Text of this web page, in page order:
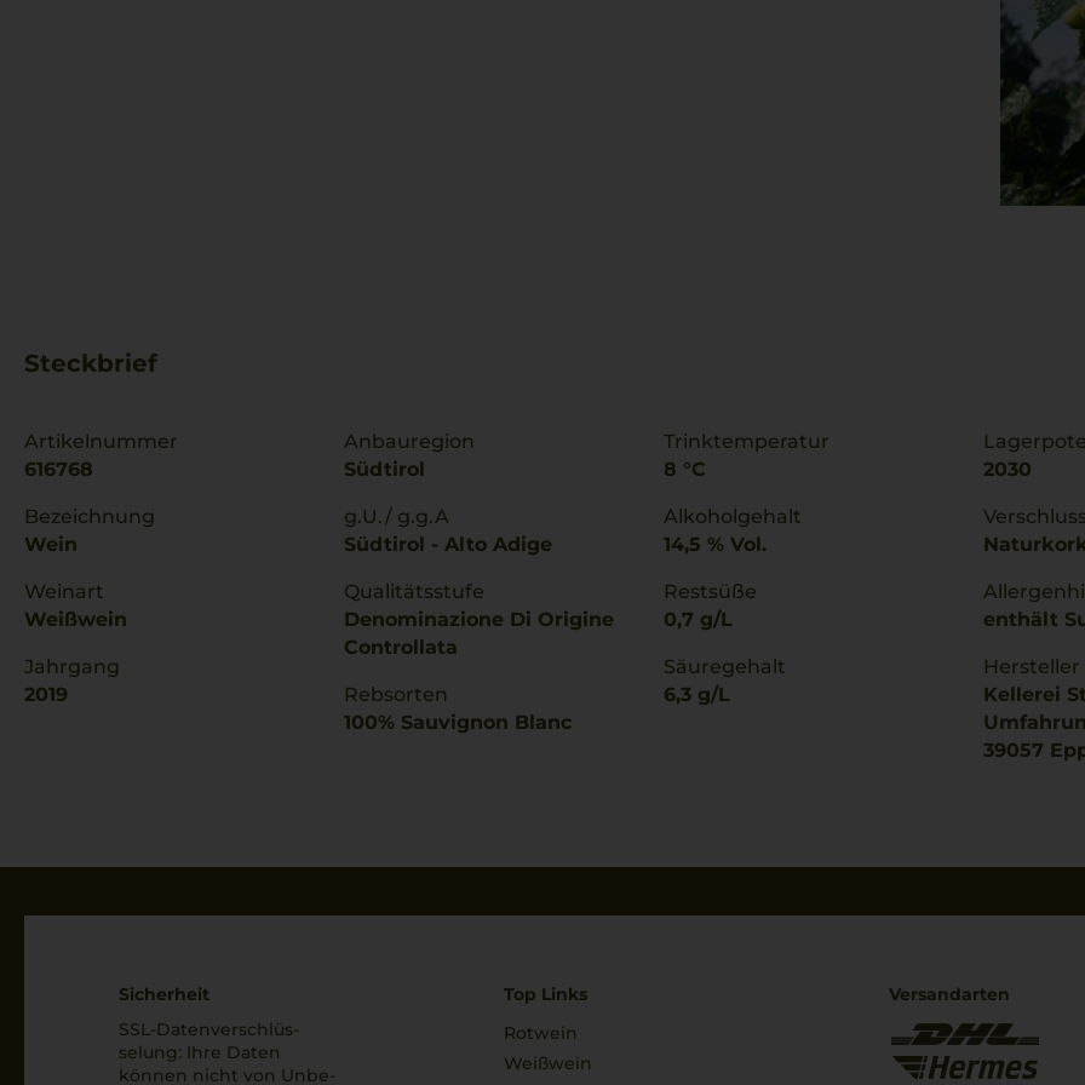
Steckbrief
Artikelnummer
616768
Bezeichnung
Wein
Weinart
Weißwein
Jahrgang
2019
Anbauregion
Südtirol
g.U./ g.g.A
Südtirol - Alto Adige
Qualitätsstufe
Denominazione Di Origine
Controllata
Rebsorten
100% Sauvignon Blanc
Trinktemperatur
8 °C
Alkoholgehalt
14,5 % Vol.
Restsüße
0,7 g/L
Säuregehalt
6,3 g/L
2030
enthält
Kellerei
39057
Sicherheit
SSL-Daten­verschlüs­
selung: Ihre Daten
können nicht von Unbe­
Top Links
Rotwein
Weißwein
Versandarten